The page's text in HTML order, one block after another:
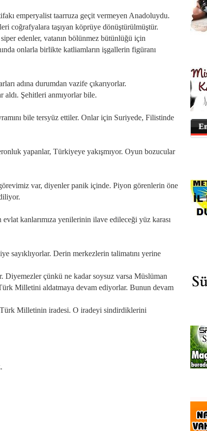
emperyalist taarruza geçit vermeyen Anadoluydu.
coğrafyalara taşıyan köprüye dönüştürülmüştür.
siper edenler, vatanın bölünmez bütünlüğü için
onlarla birlikte katliamların işgallerin figüranı
adına durumdan vazife çıkarıyorlar.
Şehitleri anmıyorlar bile.
bile tersyüz ettiler. Onlar için Suriyede, Filistinde
yapanlar, Türkiyeye yakışmıyor. Oyun bozucular
var, diyenler panik içinde. Piyon görenlerin öne
evlat kanlarımıza yenilerinin ilave edileceği yüz karası
sayıklıyorlar. Derin merkezlerin talimatını yerine
çünkü ne kadar soysuz varsa Müslüman
Milletini aldatmaya devam ediyorlar. Bunun devam
Milletinin iradesi. O iradeyi sindirdiklerini